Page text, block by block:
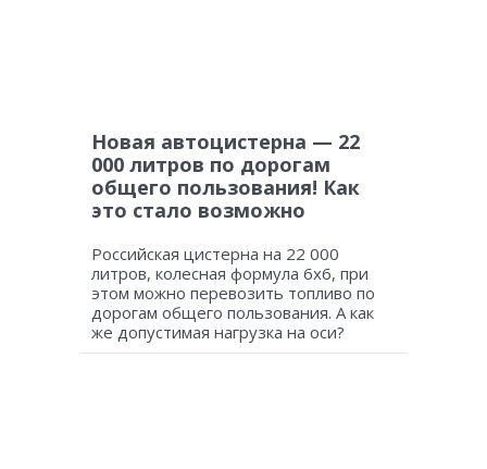
Новая автоцистерна — 22
000 литров по дорогам
общего пользования! Как
это стало возможно
Российская цистерна на 22 000
литров, колесная формула 6х6, при
этом можно перевозить топливо по
дорогам общего пользования. А как
же допустимая нагрузка на оси?